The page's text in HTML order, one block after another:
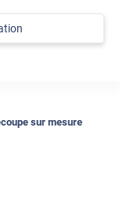
sur mesure